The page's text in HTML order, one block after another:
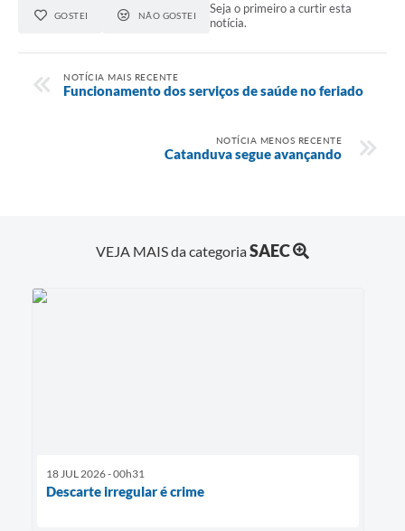
GOSTEI NÃO GOSTEI
Seja o primeiro a curtir esta
notícia.
NOTÍCIA MAIS RECENTE
Funcionamento dos serviços de saúde no feriado
NOTÍCIA MENOS RECENTE
Catanduva segue avançando
VEJA MAIS da categoriaSAEC
18 JUL 2026 - 00h31
Descarte irregular é crime